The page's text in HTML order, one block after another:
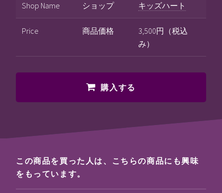
Shop Name ショップ キッズハート
Price 商品価格
3,500円（税込
み）
購入する
この商品を買った人は、こちらの商品にも興味
をもっています。